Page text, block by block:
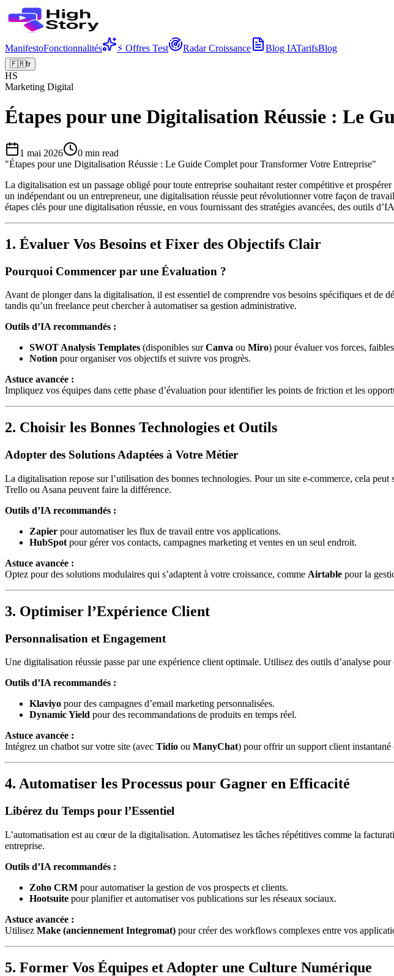
ManifestoFonctionnalités ⚡ Offres Test Radar Croissance Blog IATarifsBlog
🇫🇷fr
HS
Marketing Digital
Étapes pour une Digitalisation Réussie : Le
1 mai 2026 0 min read
"Étapes pour une Digitalisation Réussie : Le Guide Complet pour Transformer Votre Entreprise"
La digitalisation est un passage obligé pour toute entreprise souhaitant rester compétitive et
un indépendant ou un entrepreneur, une digitalisation réussie peut révolutionner votre façon de
étapes clés pour une digitalisation réussie, en vous fournissant des stratégies avancées, des outils
1. Évaluer Vos Besoins et Fixer des Objectifs Clair
Pourquoi Commencer par une Évaluation ?
Avant de plonger dans la digitalisation, il est essentiel de comprendre vos besoins spécifiques et
tandis qu’un freelance peut chercher à automatiser sa gestion administrative.
Outils d’IA recommandés :
SWOT Analysis Templates (disponibles surCanva ou Miro) pour évaluer vos forces,
Notion pour organiser vos objectifs et suivre vos progrès.
Astuce avancée :
Impliquez vos équipes dans cette phase d’évaluation pour identifier les points de friction et les
2. Choisir les Bonnes Technologies et Outils
Adopter des Solutions Adaptées à Votre Métier
La digitalisation repose sur l’utilisation des bonnes technologies. Pour un site e-commerce, cela
Trello ou Asana peuvent faire la différence.
Outils d’IA recommandés :
Zapier pour automatiser les flux de travail entre vos applications.
HubSpot pour gérer vos contacts, campagnes marketing et ventes en un seul endroit.
Astuce avancée :
Optez pour des solutions modulaires qui s’adaptent à votre croissance, comme Airtable pour la
3. Optimiser l’Expérience Client
Personnalisation et Engagement
Une digitalisation réussie passe par une expérience client optimale. Utilisez des outils d’analyse
Outils d’IA recommandés :
Klaviyo pour des campagnes d’email marketing personnalisées.
Dynamic Yield pour des recommandations de produits en temps réel.
Astuce avancée :
Intégrez un chatbot sur votre site (avec Tidio ou ManyChat) pour offrir un support client instantané
4. Automatiser les Processus pour Gagner en Efficacité
Libérez du Temps pour l’Essentiel
L’automatisation est au cœur de la digitalisation. Automatisez les tâches répétitives comme la
entreprise.
Outils d’IA recommandés :
Zoho CRM pour automatiser la gestion de vos prospects et clients.
Hootsuite pour planifier et automatiser vos publications sur les réseaux sociaux.
Astuce avancée :
Utilisez Make (anciennement Integromat) pour créer des workflows complexes entre vos
5. Former Vos Équipes et Adopter une Culture Numérique